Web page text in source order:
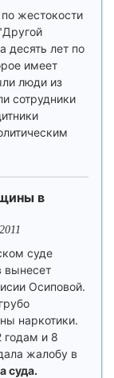
жестокости
десять лет по
имеет
люди из
сотрудники
в
суде
вынесет
Осиповой.
наркотики.
годам и 8
жалобу в
суда.